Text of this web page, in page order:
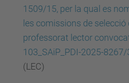
1509/15, per la qual es
les comissions de
professorat lector
103_SAiP_PDI-2025-
(LEC)